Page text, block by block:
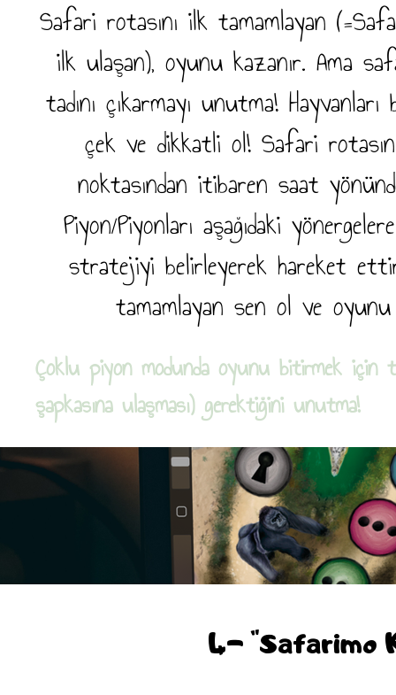
Safari rotasını ilk tamamlayan
ilk ulaşan), oyunu kazanır. Ama
tadını çıkarmayı unutma!
çek ve dikkatli ol! Safari
noktasından itibaren saat
Piyon/Piyonları aşağıdaki
stratejiyi belirleyerek hareket
tamamlayan sen ol ve
Çoklu piyon modunda oyunu bitirmek için
şapkasına ulaşması) gerektiğini unutma!
4- "Safarimo